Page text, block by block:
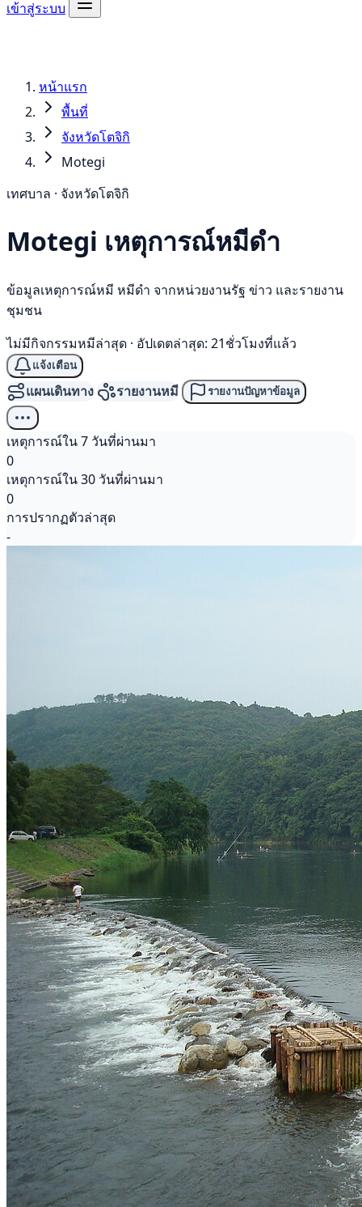
เข้าสู่ระบบ
หน้าแรก
พื้นที่
จังหวัดโตจิกิ
Motegi
เทศบาล · จังหวัดโตจิกิ
Motegi เหตุการณ์หมีดำ
ข้อมูลเหตุการณ์หมี หมีดำ จากหน่วยงานรัฐ ข่าว และรายงาน
ชุมชน
ไม่มีกิจกรรมหมีล่าสุด · อัปเดตล่าสุด: 21ชั่วโมงที่แล้ว
แจ้งเตือน
แผนเดินทาง รายงานหมี รายงานปัญหาข้อมูล
เหตุการณ์ใน 7 วันที่ผ่านมา
0
เหตุการณ์ใน 30 วันที่ผ่านมา
0
การปรากฏตัวล่าสุด
-